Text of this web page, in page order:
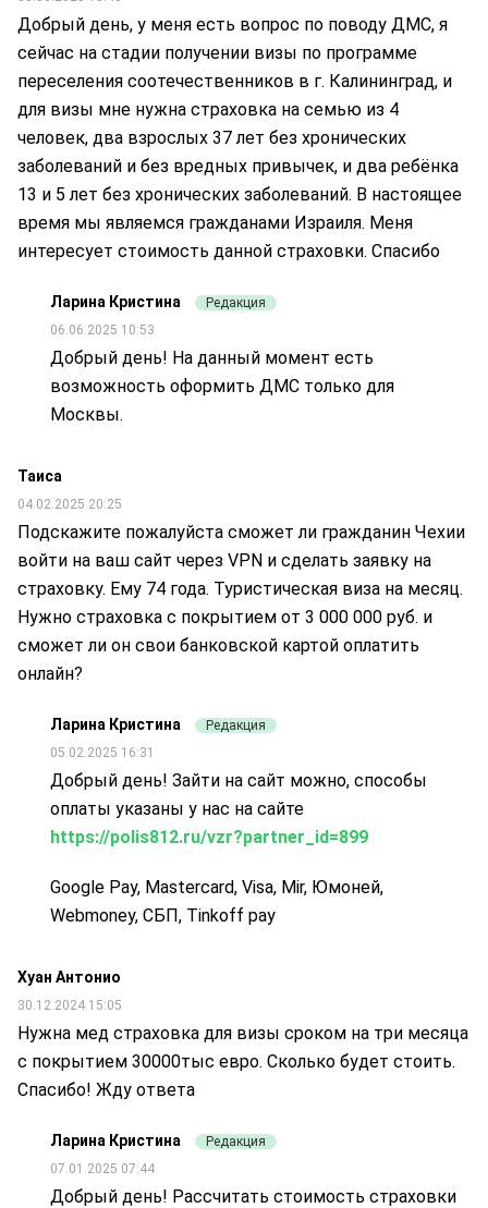
Добрый день, у меня есть вопрос по поводу ДМС, я
сейчас на стадии получении визы по программе
переселения соотечественников в г. Калининград, и
для визы мне нужна страховка на семью из 4
человек, два взрослых 37 лет без хронических
заболеваний и без вредных привычек, и два ребёнка
13 и 5 лет без хронических заболеваний. В настоящее
время мы являемся гражданами Израиля. Меня
интересует стоимость данной страховки. Спасибо
Ларина Кристина
Редакция
06.06.2025 10:53
Добрый день! На данный момент есть
возможность оформить ДМС только для
Москвы.
Таиса
04.02.2025 20:25
Подскажите пожалуйста сможет ли гражданин Чехии
войти на ваш сайт через VPN и сделать заявку на
страховку. Ему 74 года. Туристическая виза на месяц.
Нужно страховка с покрытием от 3 000 000 руб. и
сможет ли он свои банковской картой оплатить
онлайн?
Ларина Кристина
Редакция
05.02.2025 16:31
Добрый день! Зайти на сайт можно, способы
оплаты указаны у нас на сайте
https://polis812.ru/vzr?partner_id=899
Google Pay, Mastercard, Visa, Mir, Юмоней,
Webmoney, СБП, Tinkoff pay
Хуан Антонио
30.12.2024 15:05
Нужна мед страховка для визы сроком на три месяца
с покрытием 30000тыс евро. Сколько будет стоить.
Спасибо! Жду ответа
Ларина Кристина
Редакция
07.01.2025 07:44
Добрый день! Рассчитать стоимость страховки